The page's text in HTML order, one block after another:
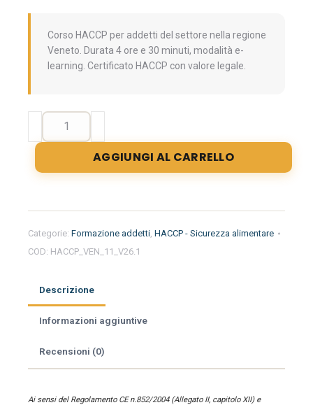
Corso HACCP per addetti del settore nella regione
Veneto. Durata 4 ore e 30 minuti, modalità e-
learning. Certificato HACCP con valore legale.
Formazione
per
addetti
alimentare
regione
Veneto
Ortofrutta
quantità
AGGIUNGI AL CARRELLO
Categorie: Formazione addetti, HACCP - Sicurezza alimentare
COD: HACCP_VEN_11_V26.1
Descrizione
Informazioni aggiuntive
Recensioni (0)
Ai sensi del Regolamento CE n.852/2004 (Allegato II, capitolo XII) e